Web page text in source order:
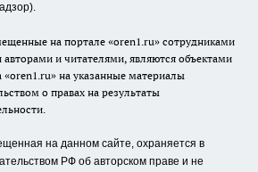
на портале «oren1.ru» сотрудниками
и читателями, являются объектами
«oren1.ru» на указанные материалы
о правах на результаты
на данном сайте, охраняется в
РФ об авторском праве и не